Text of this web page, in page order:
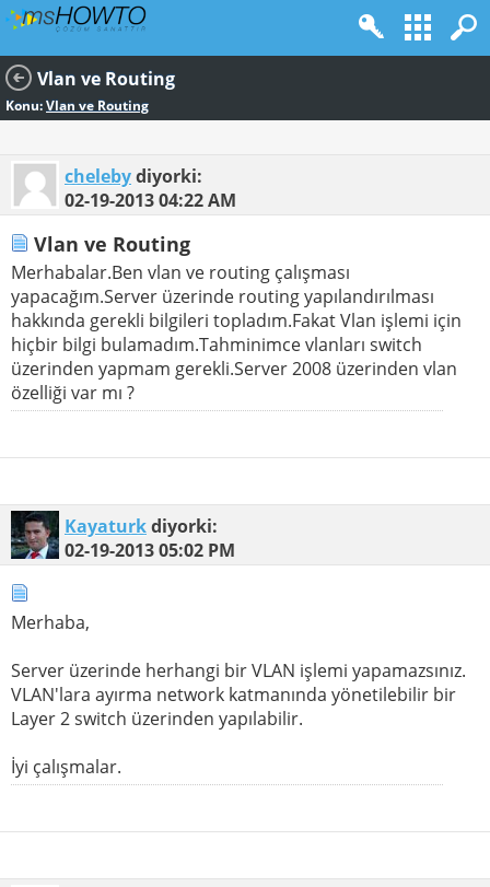
Vlan ve Routing
Konu:Vlan ve Routing
chelebydiyorki:
02-19-201304:22 AM
Vlan ve Routing
Merhabalar.Ben vlan ve routing çalışması
yapacağım.Server üzerinde routing yapılandırılması
hakkında gerekli bilgileri topladım.Fakat Vlan işlemi için
hiçbir bilgi bulamadım.Tahminimce vlanları switch
üzerinden yapmam gerekli.Server 2008 üzerinden vlan
özelliği var mı ?
Kayaturkdiyorki:
02-19-201305:02 PM
Merhaba,
Server üzerinde herhangi bir VLAN işlemi yapamazsınız.
VLAN'lara ayırma network katmanında yönetilebilir bir
Layer 2 switch üzerinden yapılabilir.
İyi çalışmalar.